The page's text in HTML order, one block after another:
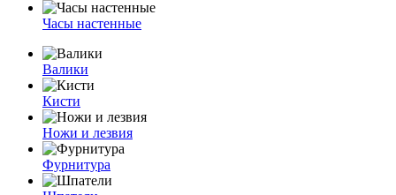
Часы настенные
Валики
Кисти
Ножи и лезвия
Фурнитура